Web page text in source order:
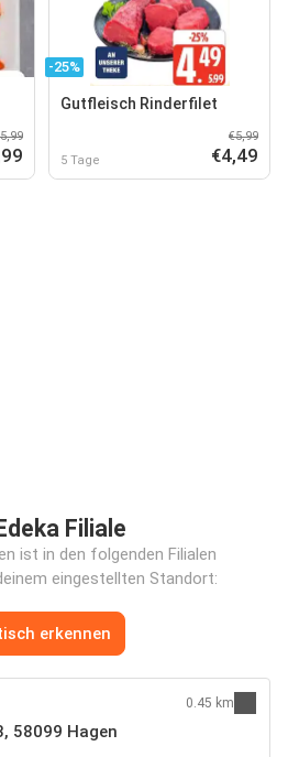
-25%
Gutfleisch Rinderfilet
5 Tage
€5,99
€4,49
Filiale
ist in den folgenden Filialen
eingestellten Standort:
erkennen
58099 Hagen
0.45 km